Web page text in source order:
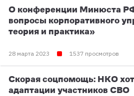
О конференции Минюста
вопросы корпоративного
теория и практика»
28 марта 2023 1537 просмотров
Скорая соцпомощь: НКО
адаптации участников СВО